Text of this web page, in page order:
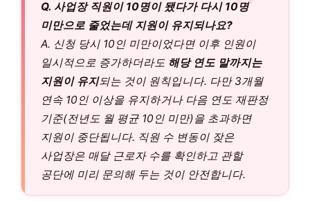
Q. 사업장 직원이 10명이 됐다가 다시 10명
미만으로 줄었는데 지원이 유지되나요?
A. 신청 당시 10인 미만이었다면 이후 인원이
일시적으로 증가하더라도 해당 연도 말까지는
지원이 유지되는 것이 원칙입니다. 다만 3개월
연속 10인 이상을 유지하거나 다음 연도 재판정
기준(전년도 월 평균 10인 미만)을 초과하면
지원이 중단됩니다. 직원 수 변동이 잦은
사업장은 매달 근로자 수를 확인하고 관할
공단에 미리 문의해 두는 것이 안전합니다.